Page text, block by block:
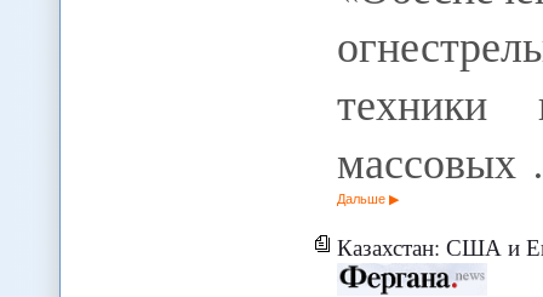
Дальше
Казахстан: США и Евросоюз